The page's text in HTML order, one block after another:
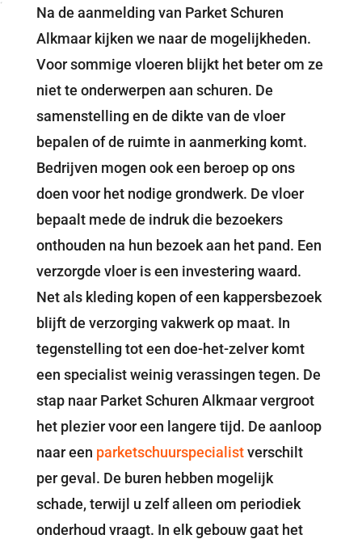
Na de aanmelding van Parket Schuren
Alkmaar kijken we naar de mogelijkheden.
Voor sommige vloeren blijkt het beter om ze
niet te onderwerpen aan schuren. De
samenstelling en de dikte van de vloer
bepalen of de ruimte in aanmerking komt.
Bedrijven mogen ook een beroep op ons
doen voor het nodige grondwerk. De vloer
bepaalt mede de indruk die bezoekers
onthouden na hun bezoek aan het pand. Een
verzorgde vloer is een investering waard.
Net als kleding kopen of een kappersbezoek
blijft de verzorging vakwerk op maat. In
tegenstelling tot een doe-het-zelver komt
een specialist weinig verassingen tegen. De
stap naar Parket Schuren Alkmaar vergroot
het plezier voor een langere tijd. De aanloop
naar een parketschuurspecialistverschilt
per geval. De buren hebben mogelijk
schade, terwijl u zelf alleen om periodiek
onderhoud vraagt. In elk gebouw gaat het